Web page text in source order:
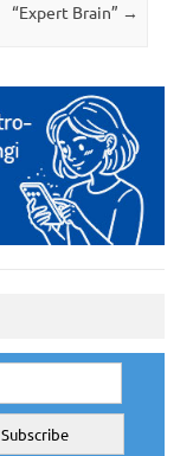
“Expert Brain” →